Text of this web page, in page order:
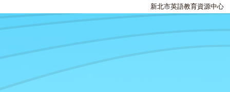
新北市英語教育資源中心